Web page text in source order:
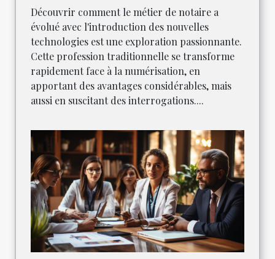
Découvrir comment le métier de notaire a
évolué avec l'introduction des nouvelles
technologies est une exploration passionnante.
Cette profession traditionnelle se transforme
rapidement face à la numérisation, en
apportant des avantages considérables, mais
aussi en suscitant des interrogations....